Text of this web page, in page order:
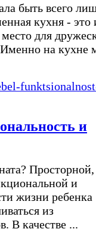
быть всего
кухня - это
для
на кухне
и
Просторной,
и
жизни ребенка
из
В качестве ...